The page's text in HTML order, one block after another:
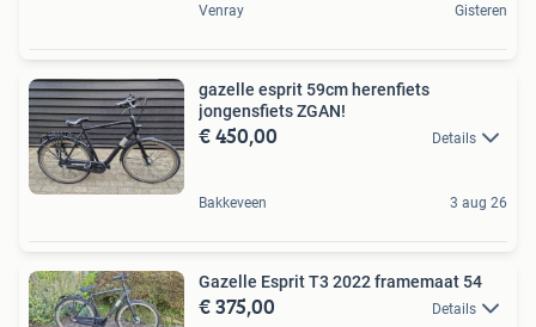
Venray Gisteren
gazelle esprit 59cm herenfiets
jongensfiets ZGAN!
€ 450,00 Details
Bakkeveen 3 aug 26
Gazelle Esprit T3 2022 framemaat 54
€ 375,00 Details